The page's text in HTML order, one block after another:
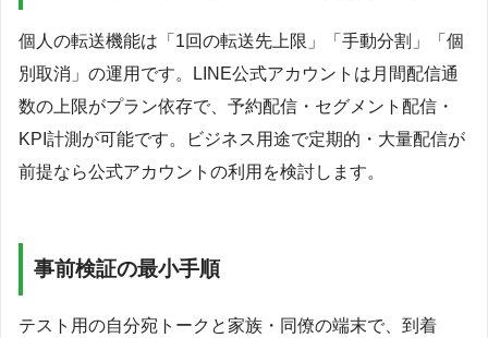
個人の転送機能は「1回の転送先上限」「手動分割」「個
別取消」の運用です。LINE公式アカウントは月間配信通
数の上限がプラン依存で、予約配信・セグメント配信・
KPI計測が可能です。ビジネス用途で定期的・大量配信が
前提なら公式アカウントの利用を検討します。
事前検証の最小手順
テスト用の自分宛トークと家族・同僚の端末で、到着